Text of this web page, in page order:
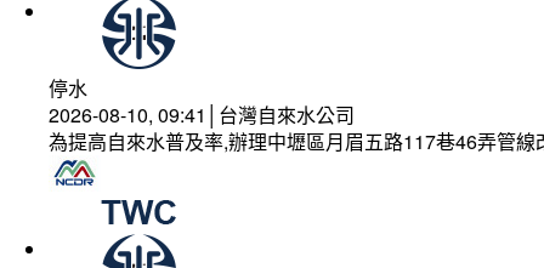
停水
2026-08-10, 09:41│台灣自來水公司
為提高自來水普及率,辦理中壢區月眉五路117巷46弄管